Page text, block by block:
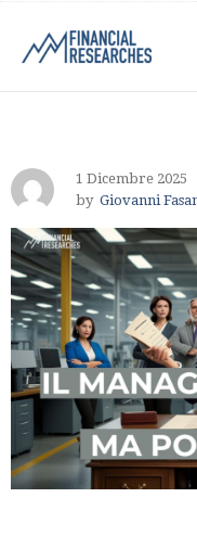
1 Dicembre 2025
by Giovanni